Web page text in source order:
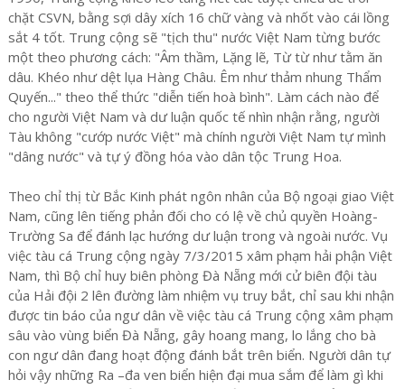
chặt CSVN, bằng sợi dây xích 16 chữ vàng và nhốt vào cái lồng
sắt 4 tốt. Trung cộng sẽ "tịch thu" nước Việt Nam từng bước
một theo phương cách: "Âm thầm, Lặng lẽ, Từ từ như tằm ăn
dâu. Khéo như dệt lụa Hàng Châu. Êm như thảm nhung Thẩm
Quyến..." theo thể thức "diễn tiến hoà bình". Làm cách nào để
cho người Việt Nam và dư luận quốc tế nhìn nhận rằng, người
Tàu không "cướp nước Việt" mà chính người Việt Nam tự mình
"dâng nước" và tự ý đồng hóa vào dân tộc Trung Hoa.
Theo chỉ thị từ Bắc Kinh phát ngôn nhân của Bộ ngoại giao Việt
Nam, cũng lên tiếng phản đối cho có lệ về chủ quyền Hoàng-
Trường Sa để đánh lạc hướng dư luận trong và ngoài nước. Vụ
việc tàu cá Trung cộng ngày 7/3/2015 xâm phạm hải phận Việt
Nam, thì Bộ chỉ huy biên phòng Đà Nẵng mới cử biên đội tàu
của Hải đội 2 lên đường làm nhiệm vụ truy bắt, chỉ sau khi nhận
được tin báo của ngư dân về việc tàu cá Trung cộng xâm phạm
sâu vào vùng biển Đà Nẵng, gây hoang mang, lo lắng cho bà
con ngư dân đang hoạt động đánh bắt trên biển. Người dân tự
hỏi vậy những Ra –đa ven biển hiện đại mua sắm để làm gì khi